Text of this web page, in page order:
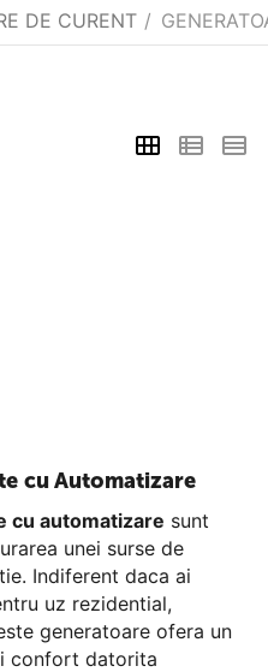
DE CURENT /
cu Automatizare
cu automatizare sunt
unei surse de
Indiferent daca ai
uz rezidential,
generatoare ofera un
confort datorita